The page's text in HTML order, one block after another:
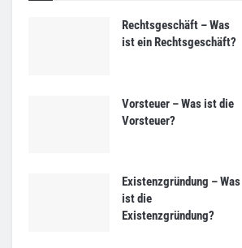
Rechtsgeschäft – Was
ist ein Rechtsgeschäft?
Vorsteuer – Was ist die
Vorsteuer?
Existenzgründung – Was
ist die
Existenzgründung?